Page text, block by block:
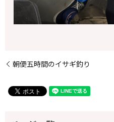
朝便五時間のイサギ釣り